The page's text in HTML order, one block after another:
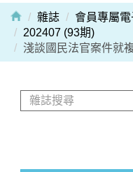
雜誌 會員專屬電
202407 (93期)
淺談國民法官案件就